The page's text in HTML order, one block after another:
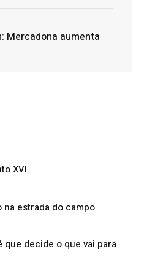
Mercadona aumenta
XVI
estrada do campo
que decide o que vai para